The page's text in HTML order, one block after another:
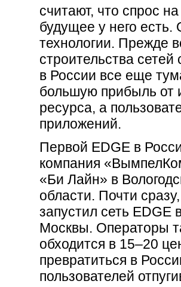
считают, что спрос
будущее у него
технологии. Прежде
строительства
в России все еще
большую прибыль от
ресурса, а
приложений.
Первой EDGE в
компания
«Би Лайн» в
области. Почти
запустил сеть
Москвы. Операторы
обходится в 15–20
превратиться в
пользователей